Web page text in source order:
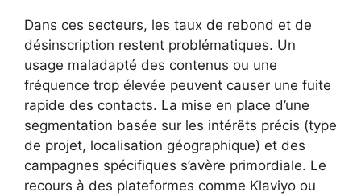
Dans ces secteurs, les taux de rebond et de
désinscription restent problématiques. Un
usage maladapté des contenus ou une
fréquence trop élevée peuvent causer une fuite
rapide des contacts. La mise en place d’une
segmentation basée sur les intérêts précis (type
de projet, localisation géographique) et des
campagnes spécifiques s’avère primordiale. Le
recours à des plateformes comme Klaviyo ou